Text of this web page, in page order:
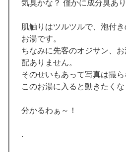
気臭かな？ 僅かに成分臭あり
肌触りはツルツルで、泡付
お湯です。
ちなみに先客のオジサン、
配ありません。
そのせいもあって写真は撮ら
このお湯に入ると動きたくな
分かるわぁ～！
.